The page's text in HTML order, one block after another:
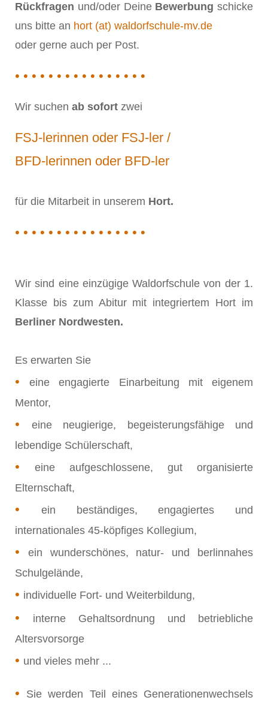
Rückfragen und/oder Deine Bewerbung schicke
uns bitte an hort (at) waldorfschule-mv.de
oder gerne auch per Post.
• • • • • • • • • • • • • • • •
Wir suchen ab sofort zwei
FSJ-lerinnen oder FSJ-ler /
BFD-lerinnen oder BFD-ler
für die Mitarbeit in unserem Hort.
• • • • • • • • • • • • • • • •
Wir sind eine einzügige Waldorfschule von der 1.
Klasse bis zum Abitur mit integriertem Hort im
Berliner Nordwesten.
Es erwarten Sie
•eine engagierte Einarbeitung mit eigenem
Mentor,
•
eine neugierige, begeisterungsfähige und
lebendige Schülerschaft,
•
eine aufgeschlossene, gut organisierte
Elternschaft,
•
ein beständiges, engagiertes und
internationales 45-köpfiges Kollegium,
•
ein wunderschönes, natur- und berlinnahes
Schulgelände,
• individuelle Fort- und Weiterbildung,
•
interne Gehaltsordnung und betriebliche
Altersvorsorge
• und vieles mehr ...
•
Sie werden Teil eines Generationenwechsels